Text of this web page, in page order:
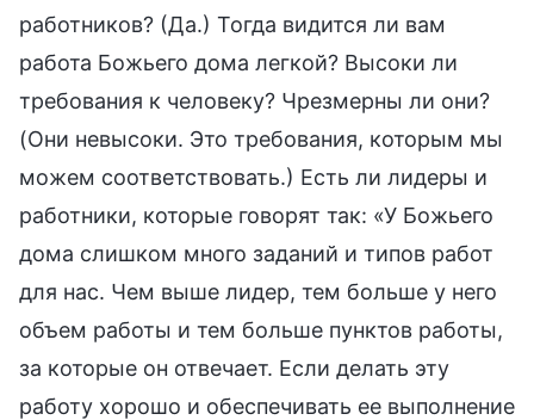
работников? (Да.) Тогда видится ли вам
работа Божьего дома легкой? Высоки ли
требования к человеку? Чрезмерны ли они?
(Они невысоки. Это требования, которым мы
можем соответствовать.) Есть ли лидеры и
работники, которые говорят так: «У Божьего
дома слишком много заданий и типов работ
для нас. Чем выше лидер, тем больше у него
объем работы и тем больше пунктов работы,
за которые он отвечает. Если делать эту
работу хорошо и обеспечивать ее выполнение